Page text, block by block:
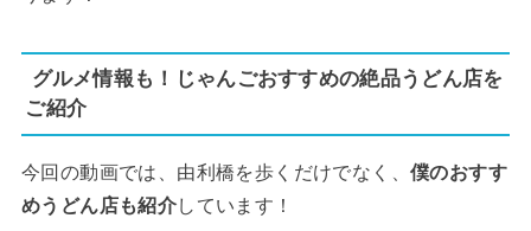
グルメ情報も！じゃんごおすすめの絶品うどん店を
ご紹介
今回の動画では、由利橋を歩くだけでなく、 僕のおすす
めうどん店も紹介しています！